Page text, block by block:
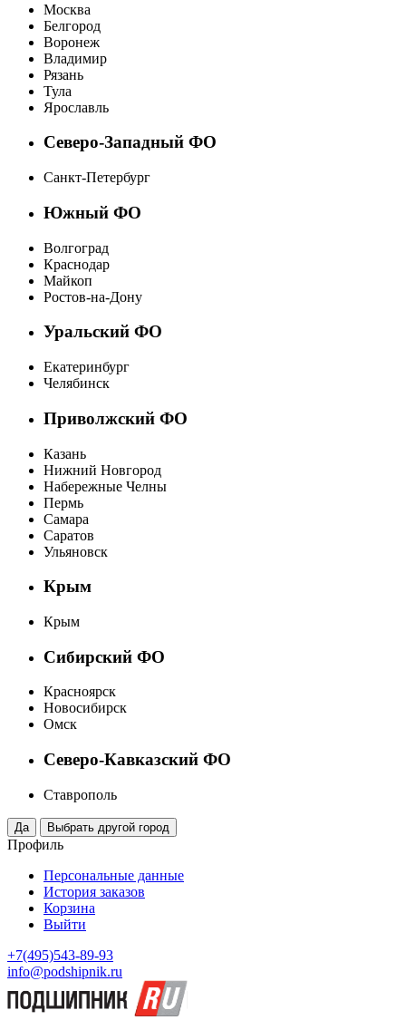
Москва
Белгород
Воронеж
Владимир
Рязань
Тула
Ярославль
Северо-Западный ФО
Санкт-Петербург
Южный ФО
Волгоград
Краснодар
Майкоп
Ростов-на-Дону
Уральский ФО
Екатеринбург
Челябинск
Приволжский ФО
Казань
Нижний Новгород
Набережные Челны
Пермь
Самара
Саратов
Ульяновск
Крым
Крым
Сибирский ФО
Красноярск
Новосибирск
Омск
Северо-Кавказский ФО
Ставрополь
Профиль
Персональные данные
История заказов
Корзина
Выйти
+7(495)543-89-93
info@podshipnik.ru